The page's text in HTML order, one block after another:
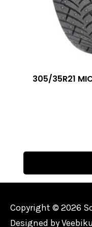
305/35R21
Copyright © 2026
Designed by